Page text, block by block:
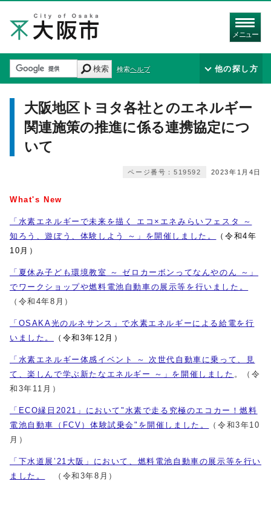
メニュー
検索 検索ヘルプ 他の探し方
大阪地区トヨタ各社とのエネルギー
関連施策の推進に係る連携協定につ
いて
2023年1月4日
ページ番号：519592
What's New
「水素エネルギーで未来を描く エコ×エネみらいフェスタ ～
知ろう、遊ぼう、体験しよう ～」を開催しました。
（令和4年
10月）
「夏休み子ども環境教室 ～ ゼロカーボンってなんやのん ～」
でワークショップや燃料電池自動車の展示等を行いました。
（令和4年8月）
「OSAKA光のルネサンス」で水素エネルギーによる給電を行
いました。
（令和3年12月）
「水素エネルギー体感イベント ～ 次世代自動車に乗って、見
て、楽しんで学ぶ新たなエネルギー ～」を開催しました 。（令
和3年11月）
「ECO縁日2021」において"水素で走る究極のエコカー！燃料
電池自動車（FCV）体験試乗会"を開催しました。
（令和3年10
月）
「下水道展’21大阪」において、燃料電池自動車の展示等を行い
ました。
（令和3年8月）